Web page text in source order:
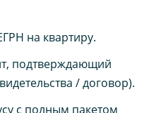
на квартиру.
подтверждающий
/ договор).
с полным пакетом